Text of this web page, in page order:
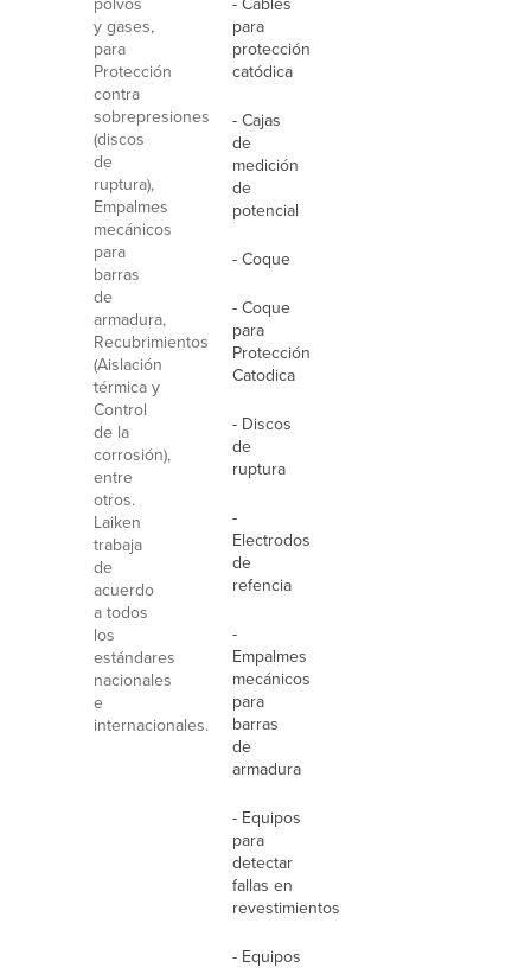
y gases,
para
Protección
contra
sobrepresiones
(discos
de
ruptura),
Empalmes
mecánicos
para
barras
de
armadura,
Recubrimientos
(Aislación
térmica y
Control
de la
corrosión),
entre
otros.
Laiken
trabaja
de
acuerdo
a todos
los
estándares
nacionales
e
internacionales.
para
protección
catódica
- Cajas
de
medición
de
potencial
- Coque
- Coque
para
Protección
Catodica
- Discos
de
ruptura
-
Electrodos
de
refencia
-
Empalmes
mecánicos
para
barras
de
armadura
- Equipos
para
detectar
fallas en
revestimientos
- Equipos